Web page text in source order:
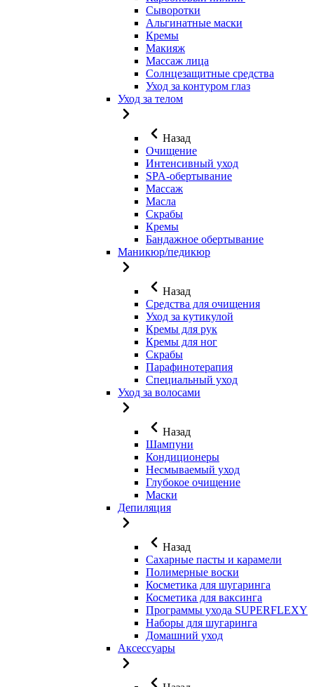
Сыворотки
Альгинатные маски
Кремы
Макияж
Массаж лица
Солнцезащитные средства
Уход за контуром глаз
Уход за телом
Назад
Очищение
Интенсивный уход
SPA-обертывание
Массаж
Масла
Скрабы
Кремы
Бандажное обертывание
Маникюр/педикюр
Назад
Средства для очищения
Уход за кутикулой
Кремы для рук
Кремы для ног
Скрабы
Парафинотерапия
Специальный уход
Уход за волосами
Назад
Шампуни
Кондиционеры
Несмываемый уход
Глубокое очищение
Маски
Депиляция
Назад
Сахарные пасты и карамели
Полимерные воски
Косметика для шугаринга
Косметика для ваксинга
Программы ухода SUPERFLEXY
Наборы для шугаринга
Домашний уход
Аксессуары